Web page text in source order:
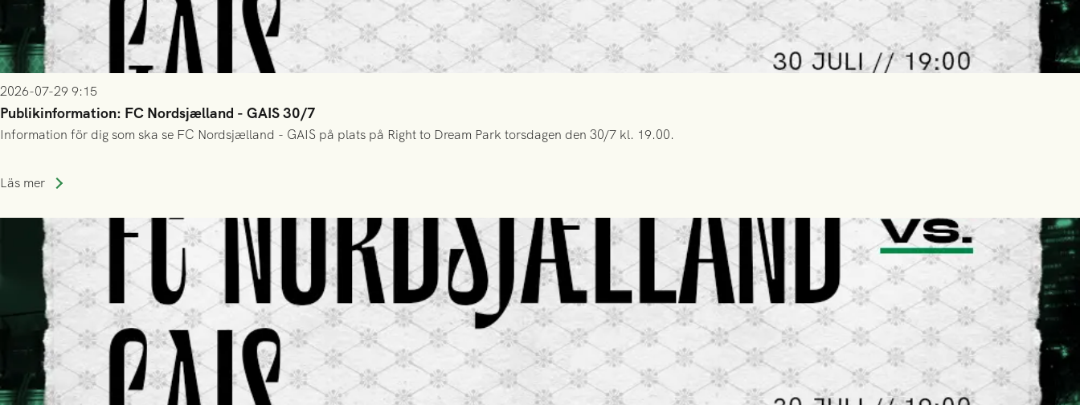
2026-07-29 9:15
Publikinformation: FC Nordsjælland - GAIS 30/7
Information för dig som ska se FC Nordsjælland - GAIS på plats på Right to Dream Park torsdagen den 30/7 kl. 19.00.
Läs mer